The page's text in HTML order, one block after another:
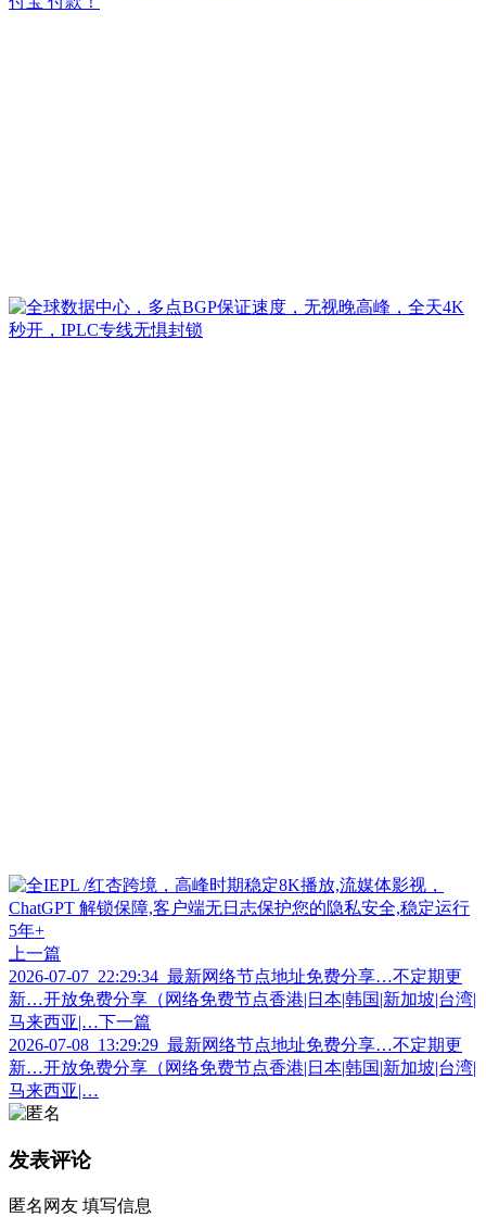
上一篇
2026-07-07_22:29:34_最新网络节点地址免费分享…不定期更
新…开放免费分享（网络免费节点香港|日本|韩国|新加坡|台湾|
马来西亚|… 下一篇
2026-07-08_13:29:29_最新网络节点地址免费分享…不定期更
新…开放免费分享（网络免费节点香港|日本|韩国|新加坡|台湾|
马来西亚|…
发表评论
匿名网友 填写信息